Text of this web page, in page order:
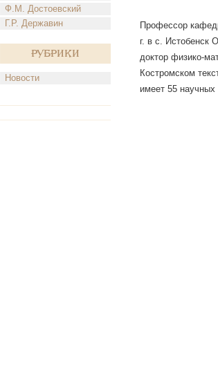
Ф.М. Достоевский
Г.Р. Державин
Рубрики
Новости
Профессор
г. в с. Истобенск
доктор физико-
Костромском
имеет 55